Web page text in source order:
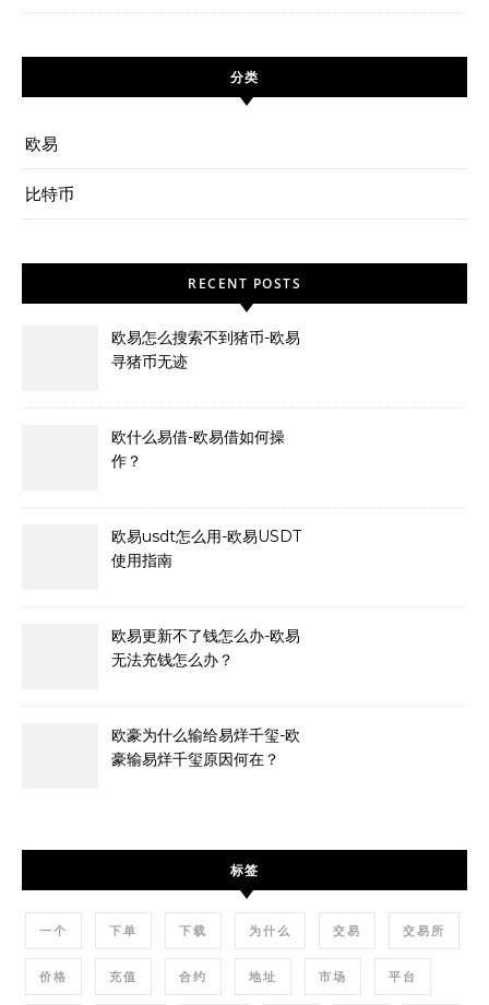
分类
欧易
比特币
RECENT POSTS
欧易怎么搜索不到猪币-欧易
寻猪币无迹
欧什么易借-欧易借如何操
作？
欧易usdt怎么用-欧易USDT
使用指南
欧易更新不了钱怎么办-欧易
无法充钱怎么办？
欧豪为什么输给易烊千玺-欧
豪输易烊千玺原因何在？
标签
一个 下单 下载 为什么 交易 交易所
价格 充值 合约 地址 市场 平台